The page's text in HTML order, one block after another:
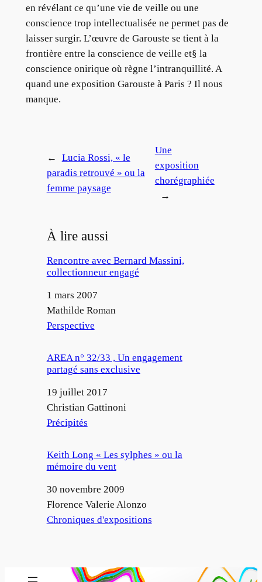
en révélant ce qu’une vie de veille ou une
conscience trop intellectualisée ne permet pas de
laisser surgir. L’œuvre de Garouste se tient à la
frontière entre la conscience de veille et§ la
conscience onirique où règne l’intranquillité. A
quand une exposition Garouste à Paris ? Il nous
manque.
←
Lucia Rossi, « le
paradis retrouvé » ou la
femme paysage
Une
exposition
chorégraphiée
→
À lire aussi
Rencontre avec Bernard Massini,
collectionneur engagé
Date
1 mars 2007
Auteur
Mathilde Roman
Par rapport à
Perspective
AREA n° 32/33 , Un engagement
partagé sans exclusive
Date
19 juillet 2017
Auteur
Christian Gattinoni
Par rapport à
Précipités
Keith Long « Les sylphes » ou la
mémoire du vent
Date
30 novembre 2009
Auteur
Florence Valerie Alonzo
Par rapport à
Chroniques d'expositions